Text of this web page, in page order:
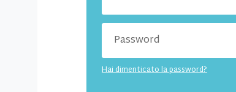
Hai dimenticato la password?